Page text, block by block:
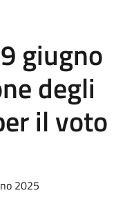
giugno
degli
il voto
2025